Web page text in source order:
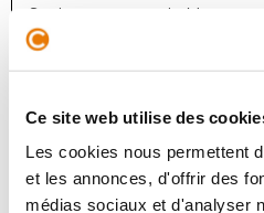
Ce site web utilise des
Les cookies nous permettent
et les annonces, d'offrir des
médias sociaux et d'analyser
Sur la commune de
local dispose d'une très
Consultimo vous propose à
usage d'activités en re...